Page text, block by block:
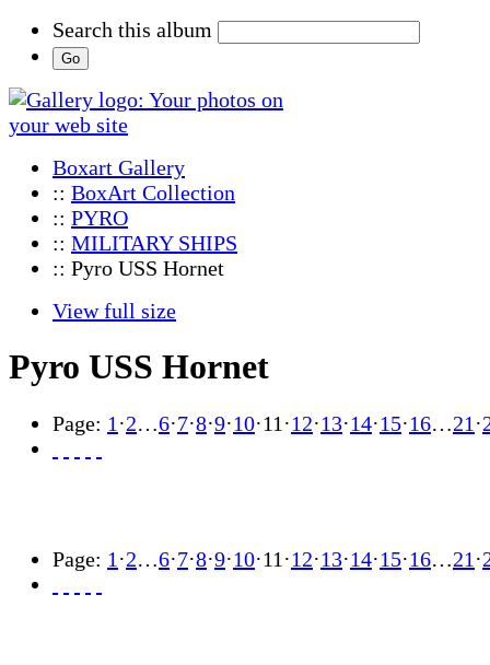
Search this album
Boxart Gallery
:: BoxArt Collection
:: PYRO
:: MILITARY SHIPS
:: Pyro USS Hornet
View full size
Pyro USS Hornet
Page: 1 ·2…6·7·8·9·10·11 ·12·13·14·15·16…21 ·
Page: 1 ·2…6·7·8·9·10·11 ·12·13·14·15·16…21 ·